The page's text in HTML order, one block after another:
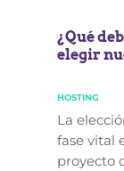
¿Qué
elegir
HOSTING
La
fase vital
proyecto